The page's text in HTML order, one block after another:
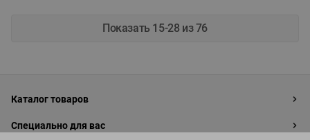
Показать 15-28 из 76
Каталог товаров
Специально для вас